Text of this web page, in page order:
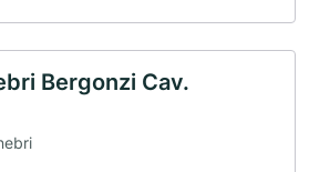
Bergonzi Cav.